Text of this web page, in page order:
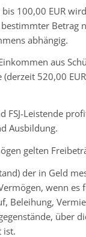
100,00 EUR
Betrag
abhängig.
aus
520,00
FSJ-Leistende
Ausbildung.
gelten
der in Geld
wenn
Beleihung,
über
ist.